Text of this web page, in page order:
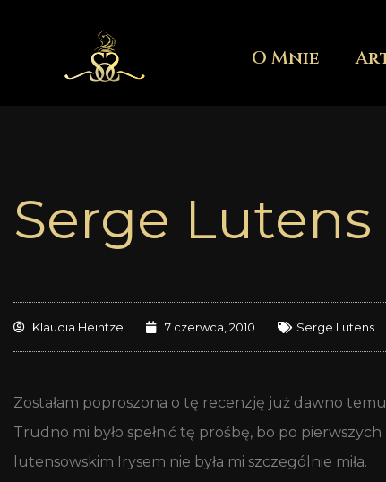
O Mnie
Serge
Klaudia Heintze 7 czerwca, 2010 Serge Lutens
Zostałam poproszona o tę recenzję już dawno
Trudno mi było spełnić tę prośbę, bo po
lutensowskim Irysem nie była mi szczególnie miła.